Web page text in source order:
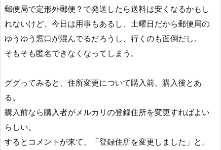
郵便局で定形外郵便？で発送したら送料は安くなるかもし
れないけど、今日は用事もあるし、土曜日だから郵便局の
ゆうゆう窓口が混んでるだろうし、行くのも面倒だし。
そもそも匿名できなくなってしまう。
ググってみると、住所変更について購入前、購入後とあ
る。
購入前なら購入者がメルカリの登録住所を変更すればよい
らしい。
するとコメントが来て、「登録住所を変更しました」と。